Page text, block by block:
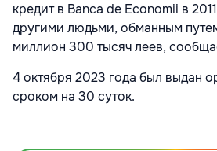
кредит в Banca de Economii в
другими людьми, обманным
миллион 300 тысяч леев,
4 октября 2023 года был выдан
сроком на 30 суток.